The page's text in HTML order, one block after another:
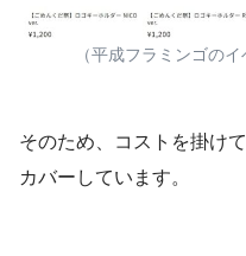
（平成フラミンゴの
そのため、コストを掛け
カバーしています。